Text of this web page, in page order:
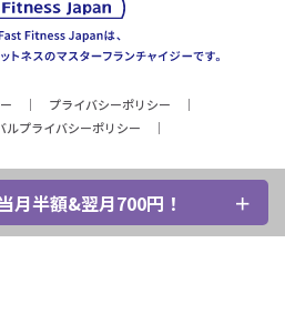
月半額&翌月700円！
プライバシーポリシー
ルプライバシーポリシー
Japan, Inc. All Rights Reserved.